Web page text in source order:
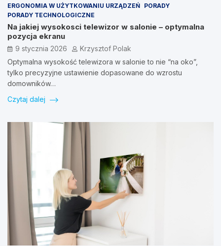
ERGONOMIA W UŻYTKOWANIU URZĄDZEŃ PORADY
PORADY TECHNOLOGICZNE
Na jakiej wysokosci telewizor w salonie – optymalna
pozycja ekranu
9 stycznia 2026
Krzysztof Polak
Optymalna wysokość telewizora w salonie to nie “na oko”,
tylko precyzyjne ustawienie dopasowane do wzrostu
domowników…
Czytaj dalej